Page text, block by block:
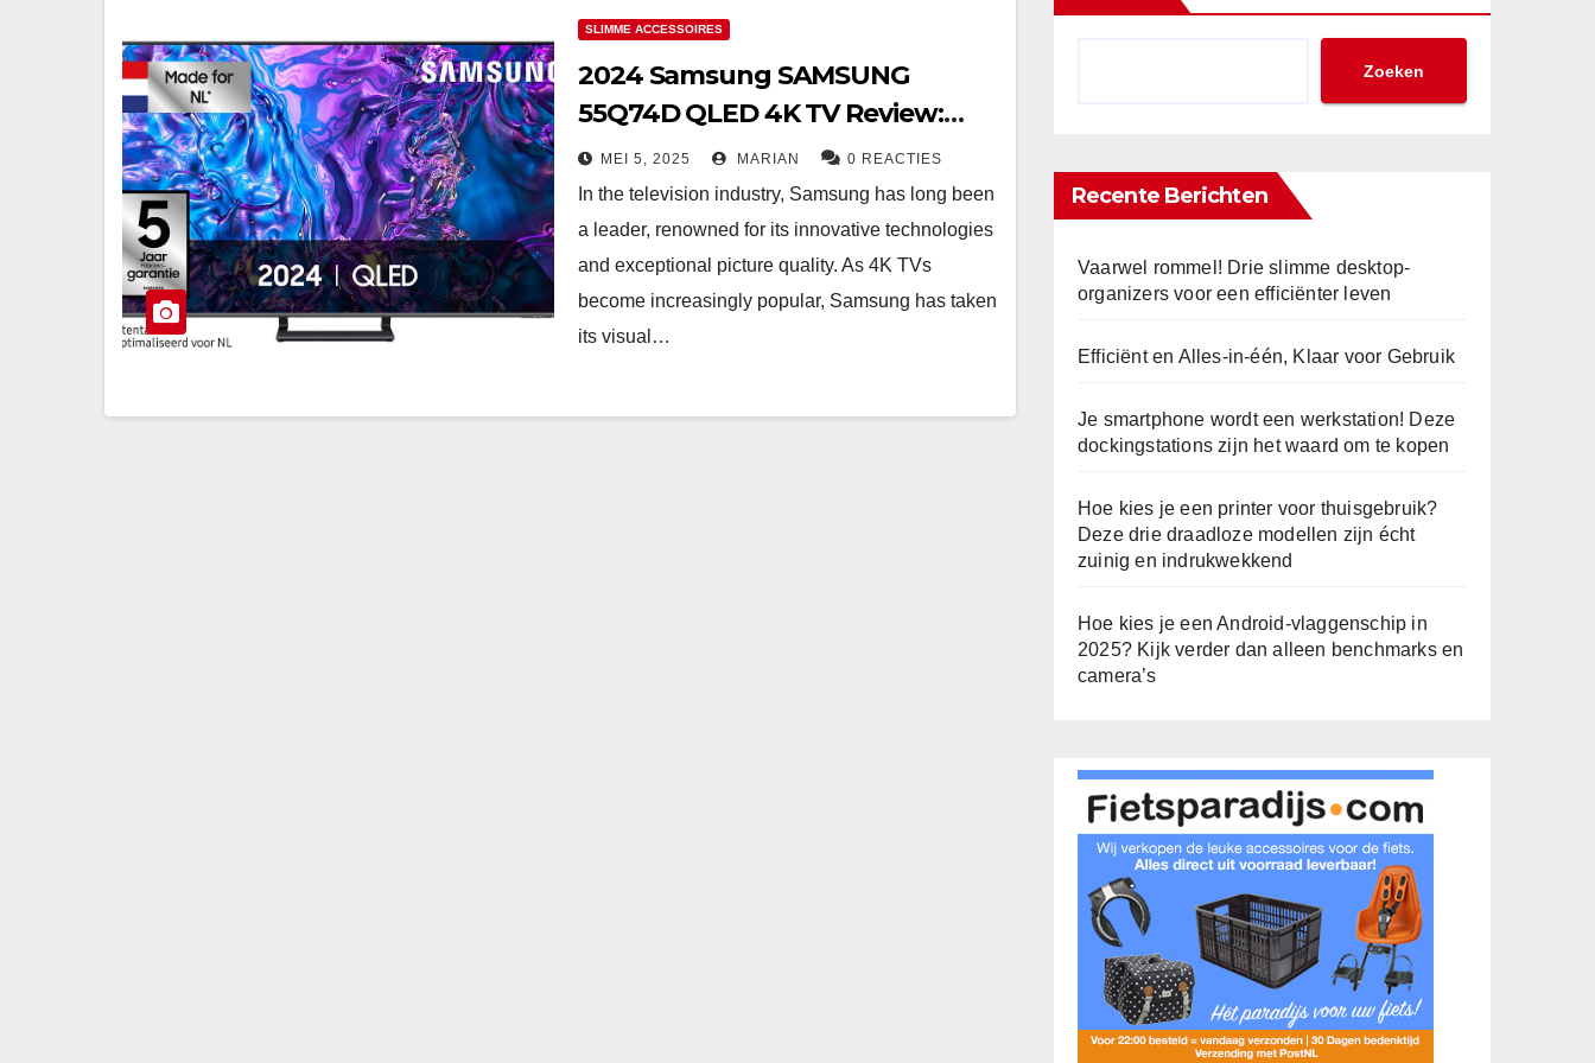
SLIMME ACCESSOIRES
2024 Samsung SAMSUNG
55Q74D QLED 4K TV Review:
The Perfect Fusion of Stunning
Picture Quality and Smart
Features
MEI 5, 2025 MARIAN 0 REACTIES
In the television industry, Samsung has long been
a leader, renowned for its innovative technologies
and exceptional picture quality. As 4K TVs
become increasingly popular, Samsung has taken
its visual…
Zoeken
Recente Berichten
Vaarwel rommel! Drie slimme desktop-
organizers voor een efficiënter leven
Efficiënt en Alles-in-één, Klaar voor Gebruik
Je smartphone wordt een werkstation! Deze
dockingstations zijn het waard om te kopen
Hoe kies je een printer voor thuisgebruik?
Deze drie draadloze modellen zijn écht
zuinig en indrukwekkend
Hoe kies je een Android-vlaggenschip in
2025? Kijk verder dan alleen benchmarks en
camera’s